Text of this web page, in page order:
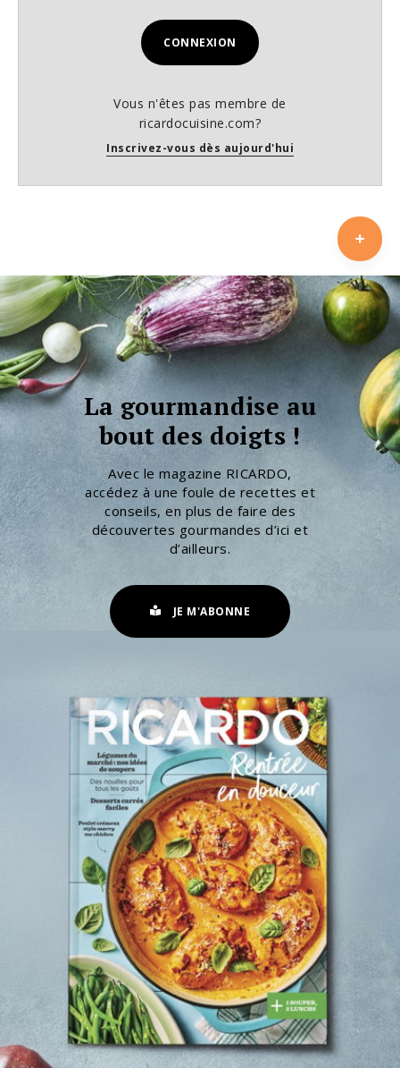
CONNEXION
Vous n'êtes pas membre de
ricardocuisine.com?
Inscrivez-vous dès aujourd'hui
La gourmandise au
bout des doigts !
Avec le magazine RICARDO,
accédez à une foule de recettes et
conseils, en plus de faire des
découvertes gourmandes d’ici et
d’ailleurs.
JE M'ABONNE